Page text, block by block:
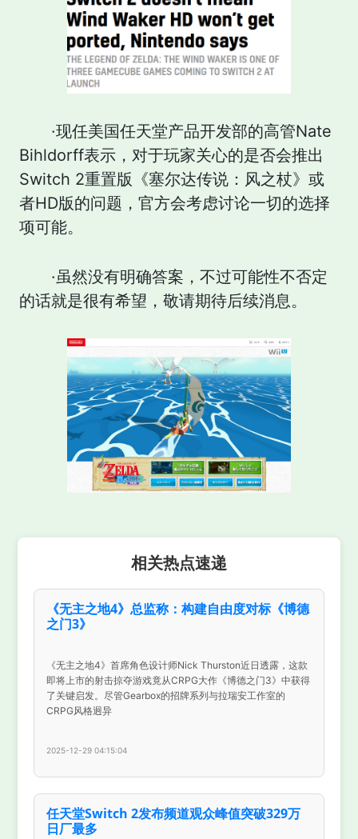
·现任美国任天堂产品开发部的高管Nate
Bihldorff表示，对于玩家关心的是否会推出
Switch 2重置版《塞尔达传说：风之杖》或
者HD版的问题，官方会考虑讨论一切的选择
项可能。
·虽然没有明确答案，不过可能性不否定
的话就是很有希望，敬请期待后续消息。
相关热点速递
《无主之地4》总监称：构建自由度对标《博德
之门3》
《无主之地4》首席角色设计师Nick Thurston近日透露，这款
即将上市的射击掠夺游戏竟从CRPG大作《博德之门3》中获得
了关键启发。尽管Gearbox的招牌系列与拉瑞安工作室的
CRPG风格迥异
2025-12-29 04:15:04
任天堂Switch 2发布频道观众峰值突破329万
日厂最多